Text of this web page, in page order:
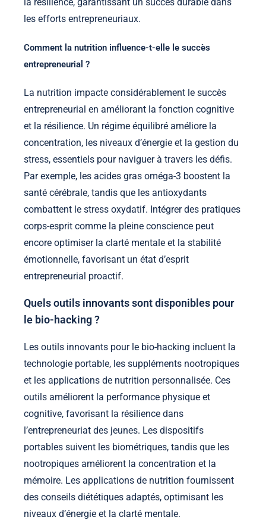
les efforts entrepreneuriaux.
Comment la nutrition influence-t-elle le succès
entrepreneurial ?
La nutrition impacte considérablement le succès
entrepreneurial en améliorant la fonction cognitive
et la résilience. Un régime équilibré améliore la
concentration, les niveaux d’énergie et la gestion du
stress, essentiels pour naviguer à travers les défis.
Par exemple, les acides gras oméga-3 boostent la
santé cérébrale, tandis que les antioxydants
combattent le stress oxydatif. Intégrer des pratiques
corps-esprit comme la pleine conscience peut
encore optimiser la clarté mentale et la stabilité
émotionnelle, favorisant un état d’esprit
entrepreneurial proactif.
Quels outils innovants sont disponibles pour
le bio-hacking ?
Les outils innovants pour le bio-hacking incluent la
technologie portable, les suppléments nootropiques
et les applications de nutrition personnalisée. Ces
outils améliorent la performance physique et
cognitive, favorisant la résilience dans
l’entrepreneuriat des jeunes. Les dispositifs
portables suivent les biométriques, tandis que les
nootropiques améliorent la concentration et la
mémoire. Les applications de nutrition fournissent
des conseils diététiques adaptés, optimisant les
niveaux d’énergie et la clarté mentale.